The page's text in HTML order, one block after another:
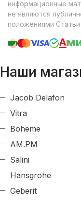
информационные
не являются
положениями
Наши
Jacob Delafon
Vitra
Boheme
AM.PM
Salini
Hansgrohe
Geberit